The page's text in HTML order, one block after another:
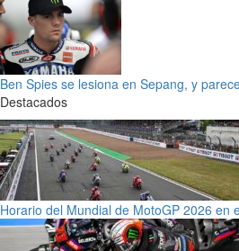
Ben Spies se lesiona en Sepang, y
Destacados
Horario del Mundial de MotoGP 2026 en